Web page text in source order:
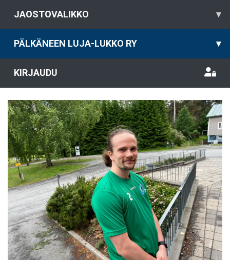
JAOSTOVALIKKO ▾
PÄLKÄNEEN LUJA-LUKKO RY ▾
KIRJAUDU